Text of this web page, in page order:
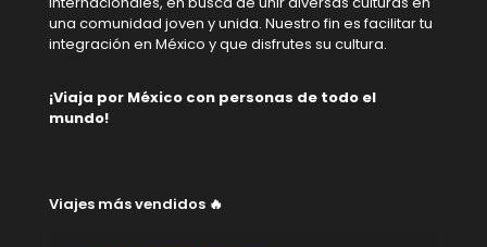
una comunidad joven y unida. Nuestro fin es facilitar tu
integración en México y que disfrutes su cultura.
¡Viaja por México con personas de todo el
mundo!
Viajes más vendidos 🔥